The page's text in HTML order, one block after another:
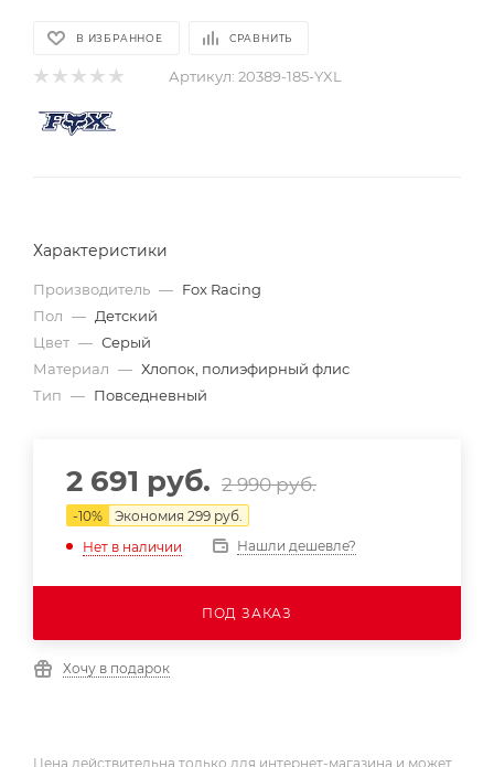
В ИЗБРАННОЕ СРАВНИТЬ
Артикул: 20389-185-YXL
Характеристики
Производитель — Fox Racing
Пол — Детский
Цвет — Серый
Материал — Хлопок, полиэфирный флис
Тип — Повседневный
2 691 руб. 2 990руб.
-10% Экономия 299 руб.
Нет в наличии
Нашли дешевле?
ПОД ЗАКАЗ
Хочу в подарок
Цена действительна только для интернет-магазина и может